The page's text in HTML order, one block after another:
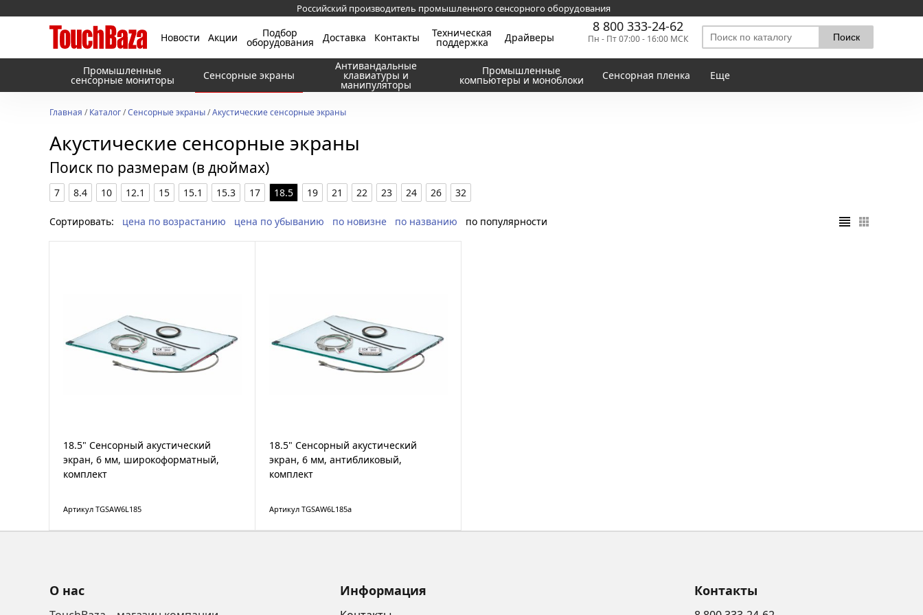
Российский производитель промышленного сенсорного оборудования
Новости Акции Подбор
оборудования Доставка Контакты Техническая
поддержка Драйверы
8 800 333-24-62
Пн - Пт 07:00 - 16:00 МСК
Промышленные
сенсорные мониторы Сенсорные экраны
Антивандальные
клавиатуры и
манипуляторы
Промышленные
компьютеры и моноблоки Сенсорная пленка Еще
Главная /Каталог/Сенсорные экраны/Акустические сенсорные экраны
Акустические сенсорные экраны
Поиск по размерам (в дюймах)
7 8.4 10 12.1 15 15.1 15.3 17 18.5 19 21 22 23 24 26 32
Сортировать: цена по возрастанию цена по убыванию по новизне по названию по популярности
18.5" Сенсорный акустический
экран, 6 мм, широкоформатный,
комплект
Артикул TGSAW6L185
18.5" Сенсорный акустический
экран, 6 мм, антибликовый,
комплект
Артикул TGSAW6L185а
О нас Информация Контакты